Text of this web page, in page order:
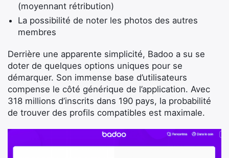
(moyennant rétribution)
La possibilité de noter les photos des autres
membres
Derrière une apparente simplicité, Badoo a su se
doter de quelques options uniques pour se
démarquer. Son immense base d’utilisateurs
compense le côté générique de l’application. Avec
318 millions d’inscrits dans 190 pays, la probabilité
de trouver des profils compatibles est maximale.